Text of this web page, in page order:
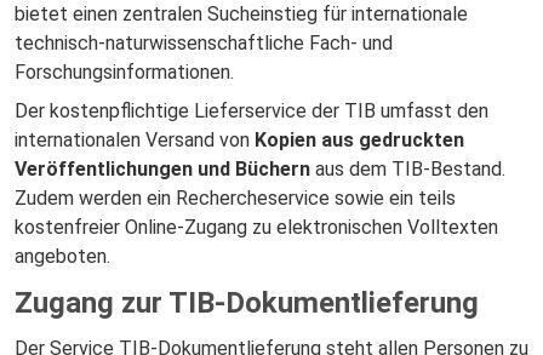
bietet einen zentralen Sucheinstieg für internationale
technisch-naturwissenschaftliche Fach- und
Forschungsinformationen.
Der kostenpflichtige Lieferservice der TIB umfasst den
internationalen Versand von Kopien aus gedruckten
Veröffentlichungen und Büchern aus dem TIB-Bestand.
Zudem werden ein Rechercheservice sowie ein teils
kostenfreier Online-Zugang zu elektronischen Volltexten
angeboten.
Zugang zur TIB-Dokumentlieferung
Der Service TIB-Dokumentlieferung steht allen Personen zu